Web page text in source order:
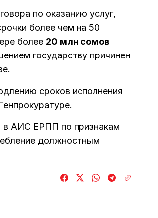
по оказанию услуг,
более чем на 50
более 20 млн сомов
государству причинен
сроков исполнения
в АИС ЕРПП по признакам
должностным